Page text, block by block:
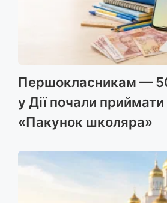
Першокласникам —
у Дії почали
«Пакунок школяра»